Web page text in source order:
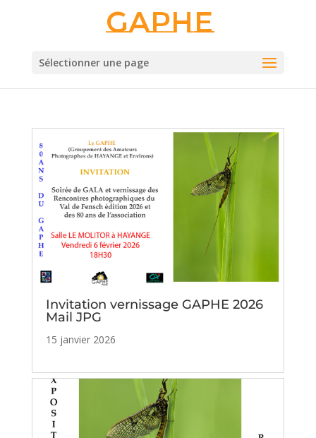
Gaphe
Sélectionner une page
Invitation vernissage GAPHE 2026
Mail JPG
15 janvier 2026